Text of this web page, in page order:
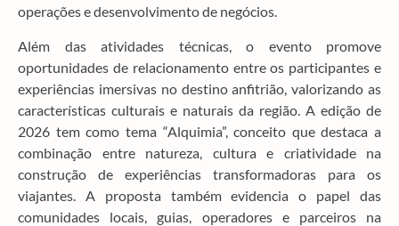
operações e desenvolvimento de negócios.
Além das atividades técnicas, o evento promove
oportunidades de relacionamento entre os participantes e
experiências imersivas no destino anfitrião, valorizando as
características culturais e naturais da região. A edição de
2026 tem como tema “Alquimia”, conceito que destaca a
combinação entre natureza, cultura e criatividade na
construção de experiências transformadoras para os
viajantes. A proposta também evidencia o papel das
comunidades locais, guias, operadores e parceiros na